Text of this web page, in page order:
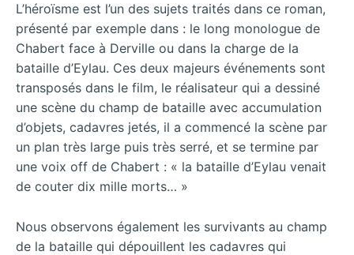
L’héroïsme est l’un des sujets traités dans ce roman,
présenté par exemple dans : le long monologue de
Chabert face à Derville ou dans la charge de la
bataille d’Eylau. Ces deux majeurs événements sont
transposés dans le film, le réalisateur qui a dessiné
une scène du champ de bataille avec accumulation
d’objets, cadavres jetés, il a commencé la scène par
un plan très large puis très serré, et se termine par
une voix off de Chabert : « la bataille d’Eylau venait
de couter dix mille morts… »
Nous observons également les survivants au champ
de la bataille qui dépouillent les cadavres qui